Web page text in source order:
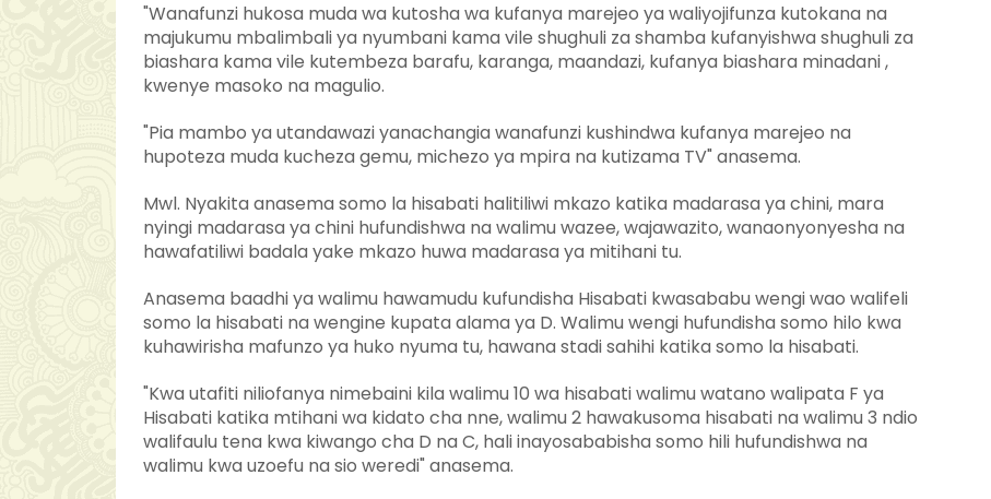
"Wanafunzi hukosa muda wa kutosha wa kufanya marejeo ya waliyojifunza kutokana na
majukumu mbalimbali ya nyumbani kama vile shughuli za shamba kufanyishwa shughuli za
biashara kama vile kutembeza barafu, karanga, maandazi, kufanya biashara minadani ,
kwenye masoko na magulio.
"Pia mambo ya utandawazi yanachangia wanafunzi kushindwa kufanya marejeo na
hupoteza muda kucheza gemu, michezo ya mpira na kutizama TV" anasema.
Mwl. Nyakita anasema somo la hisabati halitiliwi mkazo katika madarasa ya chini, mara
nyingi madarasa ya chini hufundishwa na walimu wazee, wajawazito, wanaonyonyesha na
hawafatiliwi badala yake mkazo huwa madarasa ya mitihani tu.
Anasema baadhi ya walimu hawamudu kufundisha Hisabati kwasababu wengi wao walifeli
somo la hisabati na wengine kupata alama ya D. Walimu wengi hufundisha somo hilo kwa
kuhawirisha mafunzo ya huko nyuma tu, hawana stadi sahihi katika somo la hisabati.
"Kwa utafiti niliofanya nimebaini kila walimu 10 wa hisabati walimu watano walipata F ya
Hisabati katika mtihani wa kidato cha nne, walimu 2 hawakusoma hisabati na walimu 3 ndio
walifaulu tena kwa kiwango cha D na C, hali inayosababisha somo hili hufundishwa na
walimu kwa uzoefu na sio weredi" anasema.